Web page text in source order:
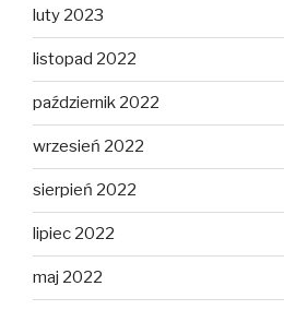
luty 2023
listopad 2022
październik 2022
wrzesień 2022
sierpień 2022
lipiec 2022
maj 2022